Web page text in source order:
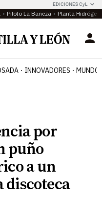
EDICIONES CyL
Piloto La Bañeza Planta
INNOVADORES MUNDO
por
puño
a un
discoteca